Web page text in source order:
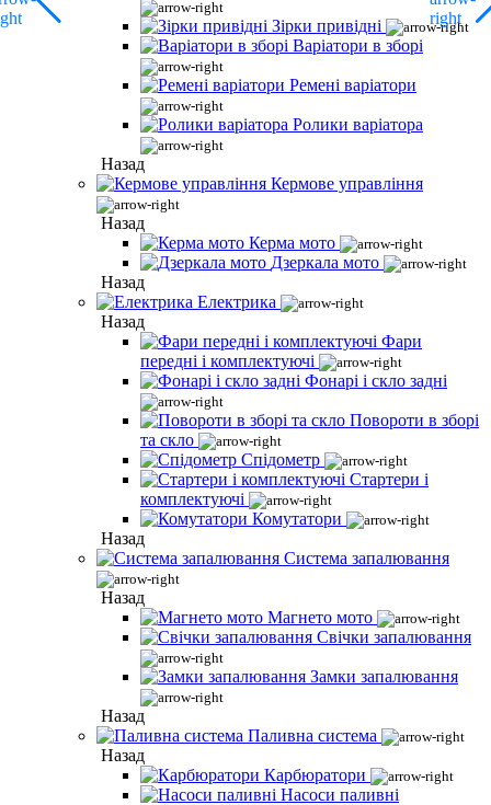
Зірки привідні
Варіатори в зборі
Ремені варіатори
Ролики варіатора
Назад
Кермове управління
Назад
Керма мото
Дзеркала мото
Назад
Електрика
Назад
Фари
передні і комплектуючі
Фонарі і скло задні
Повороти в зборі
та скло
Спідометр
Стартери і
комплектуючі
Комутатори
Назад
Система запалювання
Назад
Магнето мото
Свічки запалювання
Замки запалювання
Назад
Паливна система
Назад
Карбюратори
Насоси паливні